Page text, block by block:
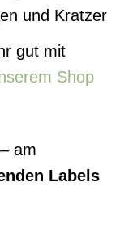
und Kratzer
gut mit
Shop
am
Labels